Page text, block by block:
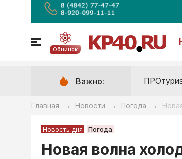
Обнинск
Важно:
Главная → Новости → Погода →
Новость дня Погода
Новая волна